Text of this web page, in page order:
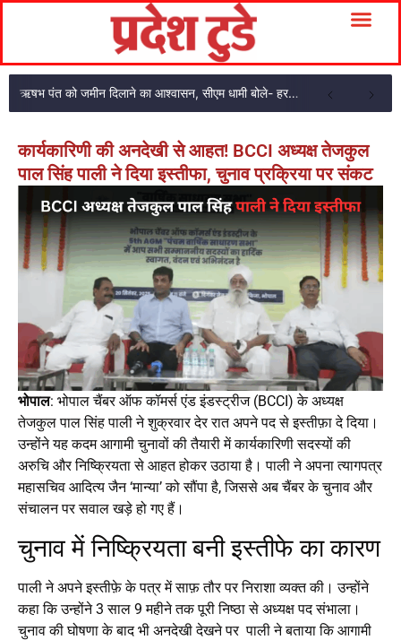
ऋषभ पंत को जमीन दिलाने का आश्वासन, सीएम धामी बोले- हरसंभव मदद करेंगे
कार्यकारिणी की अनदेखी से आहत! BCCI अध्यक्ष तेजकुल
पाल सिंह पाली ने दिया इस्तीफा, चुनाव प्रक्रिया पर संकट
भोपाल: भोपाल चैंबर ऑफ कॉमर्स एंड इंडस्ट्रीज (BCCI) के अध्यक्ष
तेजकुल पाल सिंह पाली ने शुक्रवार देर रात अपने पद से इस्तीफ़ा दे दिया।
उन्होंने यह कदम आगामी चुनावों की तैयारी में कार्यकारिणी सदस्यों की
अरुचि और निष्क्रियता से आहत होकर उठाया है। पाली ने अपना त्यागपत्र
महासचिव आदित्य जैन ‘मान्या’ को सौंपा है, जिससे अब चैंबर के चुनाव और
संचालन पर सवाल खड़े हो गए हैं।
चुनाव में निष्क्रियता बनी इस्तीफे का कारण
पाली ने अपने इस्तीफ़े के पत्र में साफ़ तौर पर निराशा व्यक्त की। उन्होंने
कहा कि उन्होंने 3 साल 9 महीने तक पूरी निष्ठा से अध्यक्ष पद संभाला।
चुनाव की घोषणा के बाद भी अनदेखी देखने पर पाली ने बताया कि आगामी